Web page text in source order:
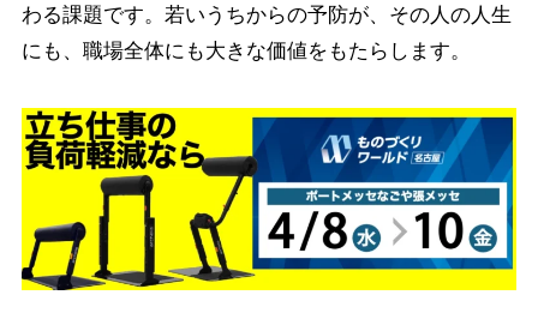
わる課題です。若いうちからの予防が、その人の人生
にも、職場全体にも大きな価値をもたらします。